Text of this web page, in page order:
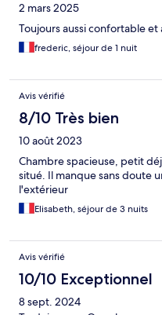
2 mars 2025
Toujours aussi confortable et
frederic, séjour de 1 nuit
Avis vérifié
8/10 Très bien
10 août 2023
Chambre spacieuse, petit
situé. Il manque sans doute
l'extérieur
Elisabeth, séjour de 3 nuits
Avis vérifié
10/10 Exceptionnel
8 sept. 2024